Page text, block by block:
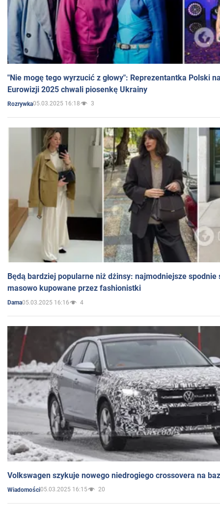
"Nie mogę tego wyrzucić z głowy": Reprezentantka Polski
Eurowizji 2025 chwali piosenkę Ukrainy
Rozrywka05.03.2025 16:18 3
Będą bardziej popularne niż dżinsy: najmodniejsze spodnie
masowo kupowane przez fashionistki
Dama05.03.2025 16:16 4
Volkswagen szykuje nowego niedrogiego crossovera na
Wiadomości05.03.2025 16:15 20